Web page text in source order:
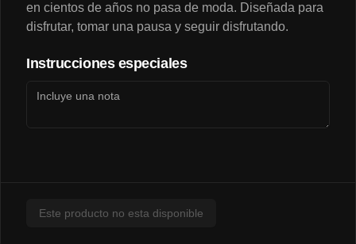
Napolitana🍖🍅🧀
$3.200
en cientos de años no pasa de moda. Diseñada para
disfrutar, tomar una pausa y seguir disfrutando.
Instrucciones especiales
Este producto no esta disponible